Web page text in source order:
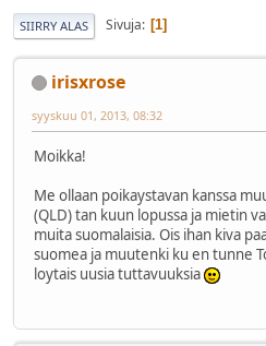
SIIRRY ALAS Sivuja 1
irisxrose
syyskuu 01, 2013, 08:32
Moikka!
Me ollaan poikaystavan kanssa
(QLD) tan kuun lopussa ja mietin
muita suomalaisia. Ois ihan kiva
suomea ja muutenki ku en tunne
loytais uusia tuttavuuksia